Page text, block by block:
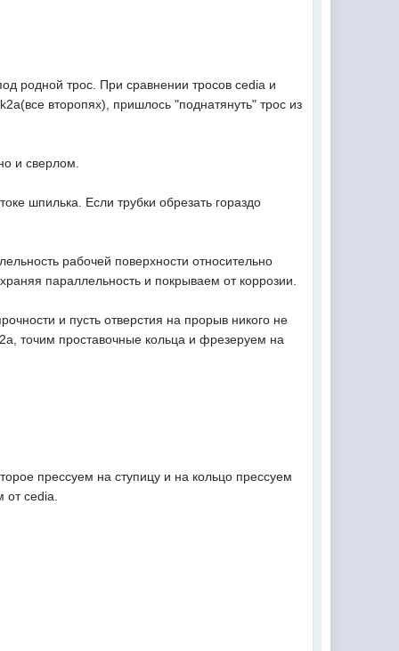
родной трос. При сравнении тросов cedia и
второпях), пришлось "поднатянуть" трос из
и сверлом.
шпилька. Если трубки обрезать гораздо
рабочей поверхности относительно
параллельность и покрываем от коррозии.
и пусть отверстия на прорыв никого не
точим проставочные кольца и фрезеруем на
прессуем на ступицу и на кольцо прессуем
от cedia.